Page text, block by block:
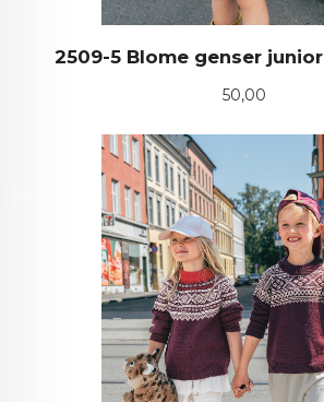
2509-5 Blome genser
Pris
50,00